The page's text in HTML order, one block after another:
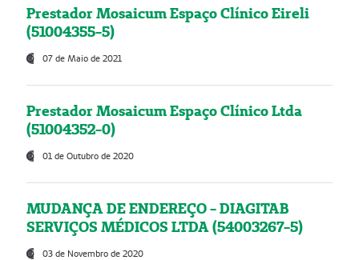
Prestador Mosaicum Espaço Clínico Eireli
(51004355-5)
07 de Maio de 2021
Prestador Mosaicum Espaço Clínico Ltda
(51004352-0)
01 de Outubro de 2020
MUDANÇA DE ENDEREÇO - DIAGITAB
SERVIÇOS MÉDICOS LTDA (54003267-5)
03 de Novembro de 2020